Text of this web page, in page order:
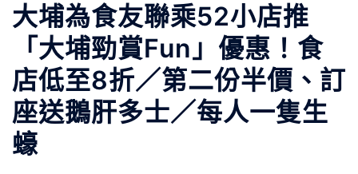
大埔為食友聯乘52小店推
「大埔勁賞Fun」優惠！食
店低至8折／第二份半價、訂
座送鵝肝多士／每人一隻生
蠔